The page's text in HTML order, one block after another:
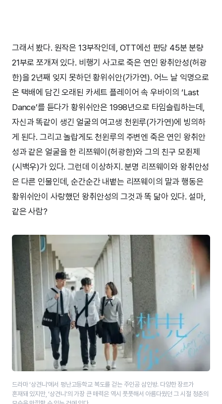
그래서 봤다. 원작은 13부작인데, OTT에선 편당 45분 분량
21부로 쪼개져 있다. 비행기 사고로 죽은 연인 왕취안성(허광
한)을 2년째 잊지 못하던 황위쉬안(가가연). 어느 날 익명으로
온 택배에 담긴 오래된 카세트 플레이어 속 우바이의 ‘Last
Dance’를 듣다가 황위쉬안은 1998년으로 타임슬립하는데,
자신과 똑같이 생긴 얼굴의 여고생 천윈루(가가연)에 빙의하
게 된다. 그리고 놀랍게도 천윈루의 주변엔 죽은 연인 왕취안
성과 같은 얼굴을 한 리쯔웨이(허광한)와 그의 친구 모쥔제
(시백우)가 있다. 그런데 이상하지. 분명 리쯔웨이와 왕취안성
은 다른 인물인데, 순간순간 내뱉는 리쯔웨이의 말과 행동은
황위쉬안이 사랑했던 왕취안성의 그것과 똑 닮아 있다. 설마,
같은 사람?
드라마 ‘상견니’에서 펑난고등학교 복도를 걷는 주인공 삼인방. 다양한 장르가
혼재돼 있지만, ‘상견니’의 가장 큰 매력은 역시 풋풋해서 아름다웠던 그 시절 청춘의